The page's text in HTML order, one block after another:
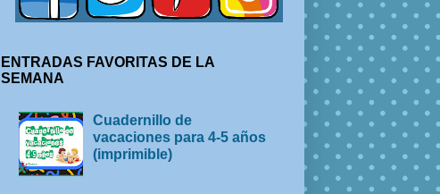
ENTRADAS FAVORITAS DE LA
SEMANA
Cuadernillo de
vacaciones para 4-5 años
(imprimible)